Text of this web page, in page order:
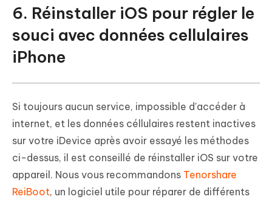
6. Réinstaller iOS pour régler le
souci avec données cellulaires
iPhone
Si toujours aucun service, impossible d'accéder à
internet, et les données céllulaires restent inactives
sur votre iDevice après avoir essayé les méthodes
ci-dessus, il est conseillé de réinstaller iOS sur votre
appareil. Nous vous recommandons Tenorshare
ReiBoot, un logiciel utile pour réparer de différents